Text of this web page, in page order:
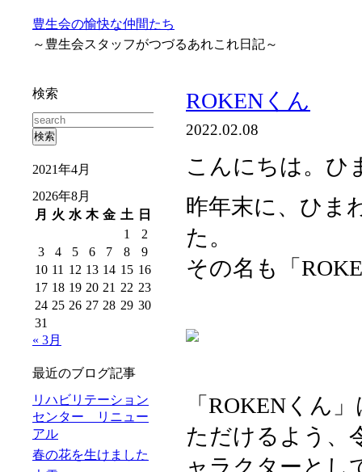
豊生会の愉快な仲間たち
～豊生会スタッフがつづるあれこれ日記～
ROKENくん
2022.02.08
こんにちは。ひ
昨年末に、ひま
た。
その名も「
「ROKENくん
ただけるよう、
ャラクターとし
検索
2021年4月
2026年8月
月 火 水 木 金 土
日
1
2
3
4 5 6 7 8
9
10 11 12 13 14 15 16
17 18 19 20 21 22 23
24 25 26 27 28 29 30
31
« 3月
最近のブログ記事
リハビリテーション
センター リニュー
アル
春の花を生けました